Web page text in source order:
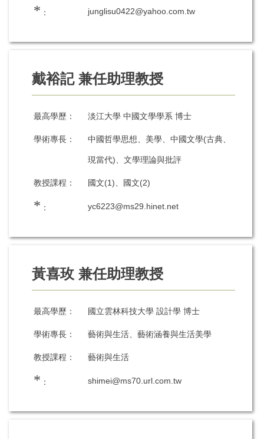
* ： junglisu0422@yahoo.com.tw
戴裕記 兼任助理教授
最高學歷： 淡江大學 中國文學學系 博士
學術專長： 中國哲學思想、美學、中國文學(古典、
現當代)、文學理論與批評
教授課程： 國文(1)、國文(2)
* ： yc6223@ms29.hinet.net
黃喜玫 兼任助理教授
最高學歷： 國立雲林科技大學 設計學 博士
學術專長： 藝術與生活、藝術涵養與生活美學
教授課程： 藝術與生活
* ： shimei@ms70.url.com.tw